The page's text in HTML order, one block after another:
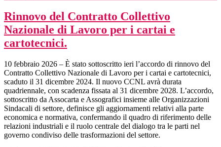
Rinnovo del Contratto Collettivo
Nazionale di Lavoro per i cartai e
cartotecnici.
10 febbraio 2026 – È stato sottoscritto ieri l’accordo di rinnovo del
Contratto Collettivo Nazionale di Lavoro per i cartai e cartotecnici,
scaduto il 31 dicembre 2024. Il nuovo CCNL avrà durata
quadriennale, con scadenza fissata al 31 dicembre 2028. L’accordo,
sottoscritto da Assocarta e Assografici insieme alle Organizzazioni
Sindacali di settore, definisce gli aggiornamenti relativi alla parte
economica e normativa, confermando il quadro di riferimento delle
relazioni industriali e il ruolo centrale del dialogo tra le parti nel
governo condiviso delle trasformazioni del settore.